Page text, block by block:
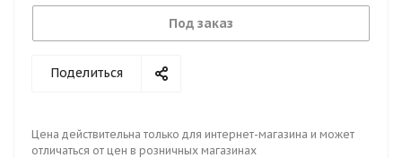
Под заказ
Поделиться
Цена действительна только для интернет-магазина и может
отличаться от цен в розничных магазинах